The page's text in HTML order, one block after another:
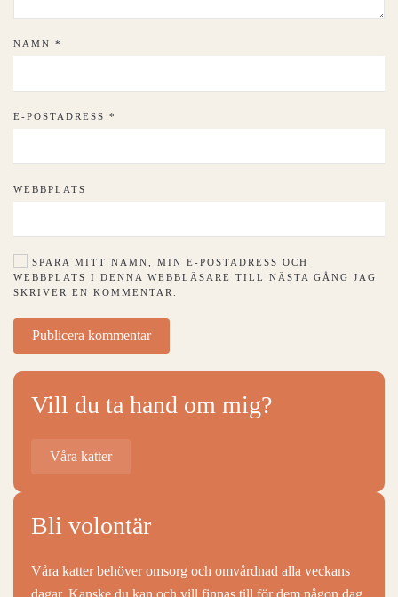
NAMN *
E-POSTADRESS *
WEBBPLATS
SPARA MITT NAMN, MIN E-POSTADRESS OCH
WEBBPLATS I DENNA WEBBLÄSARE TILL NÄSTA GÅNG JAG
SKRIVER EN KOMMENTAR.
Publicera kommentar
Vill du ta hand om mig?
Våra katter
Bli volontär
Våra katter behöver omsorg och omvårdnad alla veckans
dagar. Kanske du kan och vill finnas till för dem någon dag